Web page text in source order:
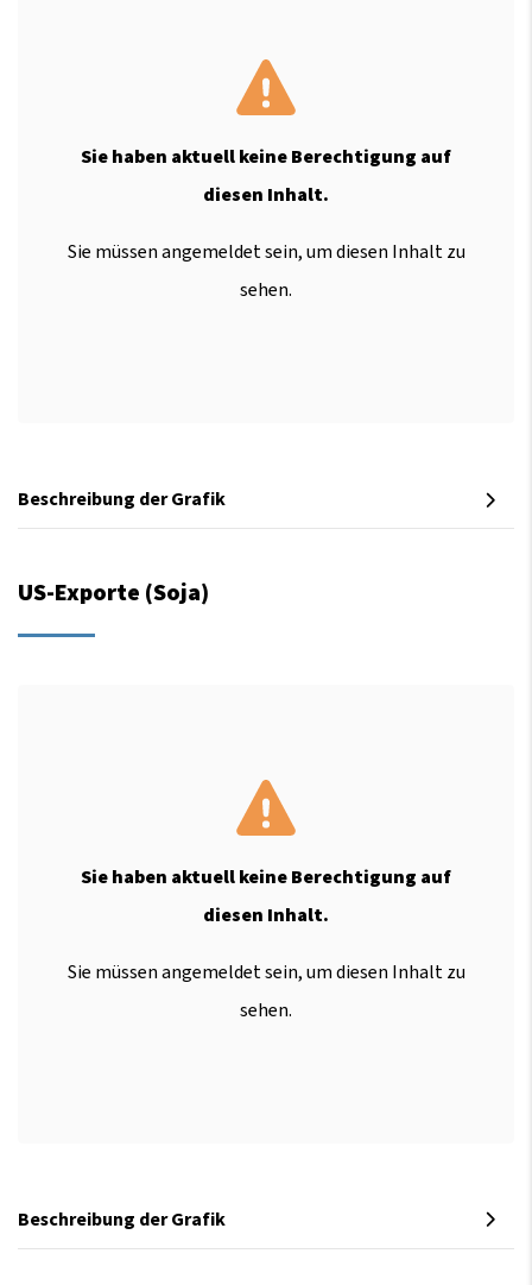
Sie haben aktuell keine Berechtigung auf
diesen Inhalt.
Sie müssen angemeldet sein, um diesen Inhalt zu
sehen.
Beschreibung der Grafik
US-Exporte (Soja)
Sie haben aktuell keine Berechtigung auf
diesen Inhalt.
Sie müssen angemeldet sein, um diesen Inhalt zu
sehen.
Beschreibung der Grafik